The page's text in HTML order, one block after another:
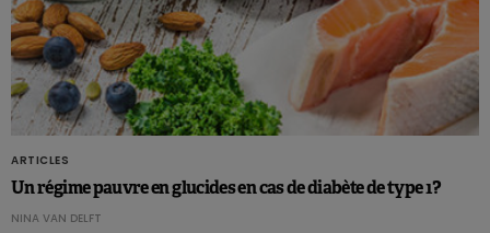
ARTICLES
Un régime pauvre en glucides en cas de diabète de type 1?
NINA VAN DELFT